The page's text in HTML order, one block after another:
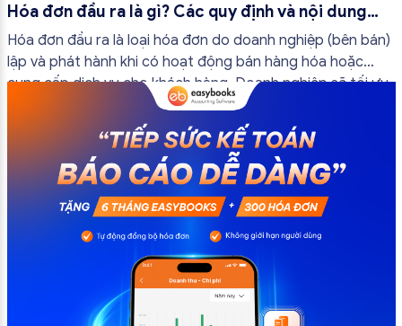
Hóa đơn đầu ra là gì? Các quy định và nội dung
bắt buộc mới nhất
Hóa đơn đầu ra là loại hóa đơn do doanh nghiệp (bên bán)
lập và phát hành khi có hoạt động bán hàng hóa hoặc
cung cấp dịch vụ cho khách hàng. Doanh nghiệp sẽ tối ưu
quy trình vận hành và tránh được những án phạt hành
chính không đáng có nếu nắm rõ […]